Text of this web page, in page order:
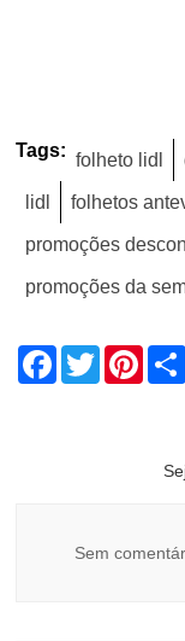
Tags: folheto lidl
lidl folhetos
promoções
promoções da
Facebook
Twitter
Sem